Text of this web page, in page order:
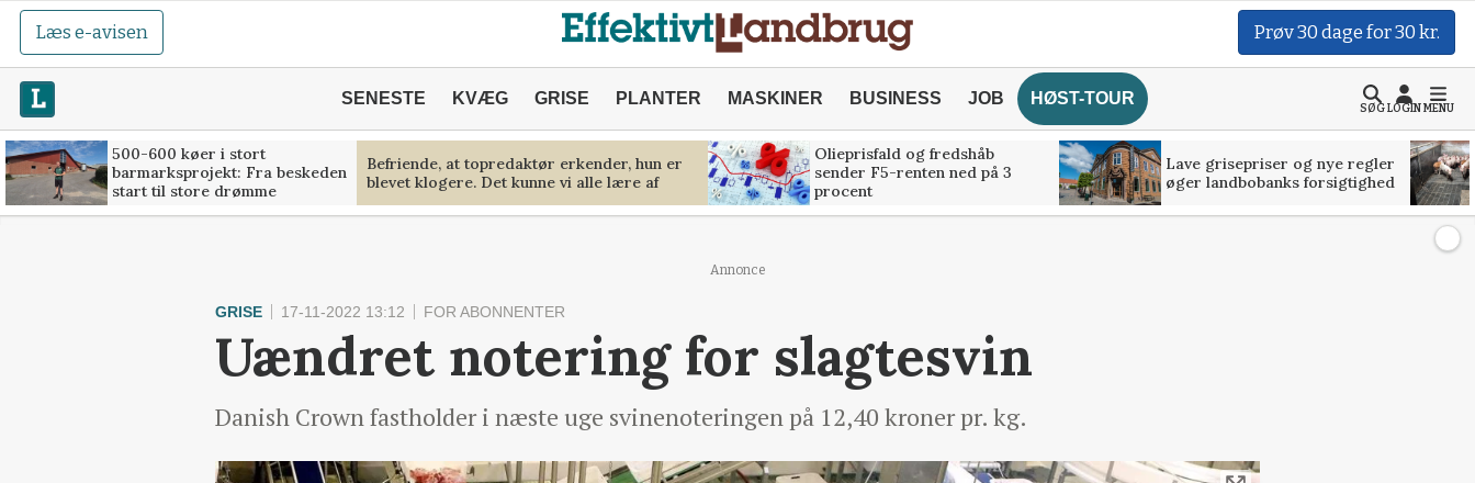
Læs e-avisen Prøv 30 dage for 30 kr.
SENESTE KVÆG GRISE PLANTER MASKINER BUSINESS JOB HØST-TOUR
SØGLOGINMENU
500-600 køer i stort
barmarksprojekt: Fra beskeden
start til store drømme
Befriende, at topredaktør erkender, hun er
blevet klogere. Det kunne vi alle lære af
Olieprisfald og fredshåb
sender F5-renten ned på 3
procent
Lave grisepriser og nye regler
øger landbobanks forsigtighed
Annonce
GRISE 17-11-2022 13:12 FOR ABONNENTER
Uændret notering for slagtesvin
Danish Crown fastholder i næste uge svinenoteringen på 12,40 kroner pr. kg.